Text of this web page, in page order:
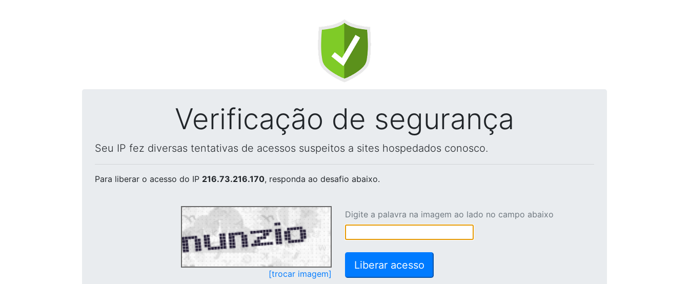
Verificação de segurança
Seu IP fez diversas tentativas de acessos suspeitos a sites hospedados conosco.
Para liberar o acesso do IP 216.73.216.170, responda ao desafio abaixo.
[trocar imagem]
Digite a palavra na imagem ao lado no campo abaixo